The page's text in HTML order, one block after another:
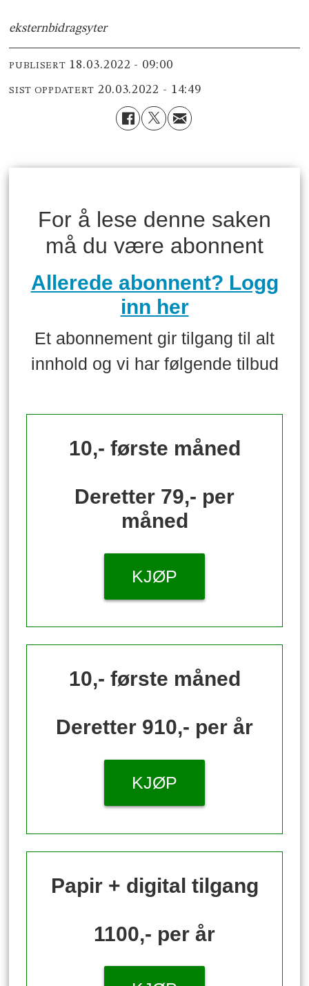
eksternbidragsyter
PUBLISERT 18.03.2022 - 09:00
SIST OPPDATERT 20.03.2022 - 14:49
For å lese denne saken
må du være abonnent
Allerede abonnent? Logg
inn her
Et abonnement gir tilgang til alt
innhold og vi har følgende tilbud
10,- første måned
Deretter 79,- per
måned
KJØP
10,- første måned
Deretter 910,- per år
KJØP
Papir + digital tilgang
1100,- per år